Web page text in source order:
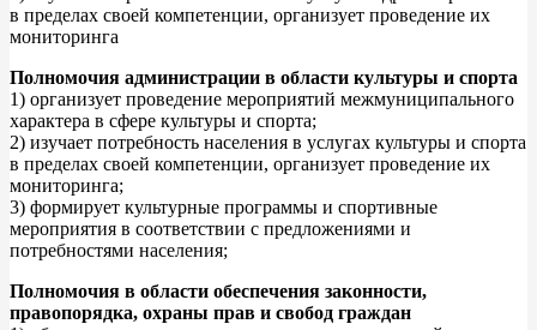
в пределах своей компетенции, организует проведение их
мониторинга
Полномочия администрации в области культуры и спорта
1) организует проведение мероприятий межмуниципального
характера в сфере культуры и спорта;
2) изучает потребность населения в услугах культуры и спорта
в пределах своей компетенции, организует проведение их
мониторинга;
3) формирует культурные программы и спортивные
мероприятия в соответствии с предложениями и
потребностями населения;
Полномочия в области обеспечения законности,
правопорядка, охраны прав и свобод граждан